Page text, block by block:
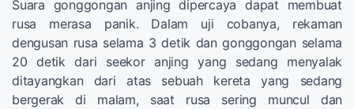
Suara gonggongan anjing dipercaya dapat membuat
rusa merasa panik. Dalam uji cobanya, rekaman
dengusan rusa selama 3 detik dan gonggongan selama
20 detik dari seekor anjing yang sedang menyalak
ditayangkan dari atas sebuah kereta yang sedang
bergerak di malam, saat rusa sering muncul dan